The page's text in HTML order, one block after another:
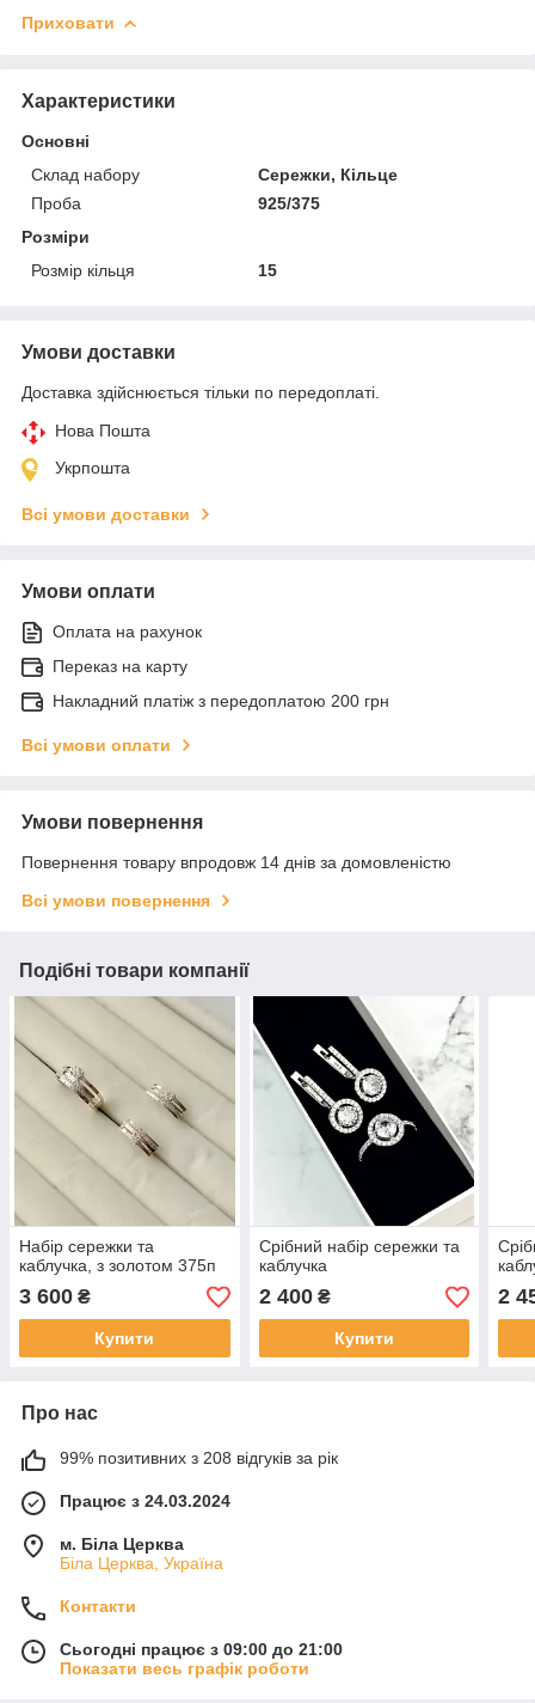
Приховати
Характеристики
Основні
Склад набору
Сережки, Кільце
Проба
925/375
Розміри
Розмір кільця
15
Умови доставки
Доставка здійснюється тільки по передоплаті.
Нова Пошта
Укрпошта
Всі умови доставки
Умови оплати
Оплата на рахунок
Переказ на карту
Накладний платіж з передоплатою 200 грн
Всі умови оплати
Умови повернення
Повернення товару впродовж 14 днів за домовленістю
Всі умови повернення
Подібні товари компанії
Набір сережки та
каблучка, з золотом 375п
3 600 ₴
Купити
Срібний набір сережки та
каблучка
2 400₴
Купити
2
Про нас
99% позитивних з 208 відгуків за рік
Працює з 24.03.2024
м. Біла Церква
Біла Церква, Україна
Контакти
Сьогодні працює з 09:00 до 21:00
Показати весь графік роботи